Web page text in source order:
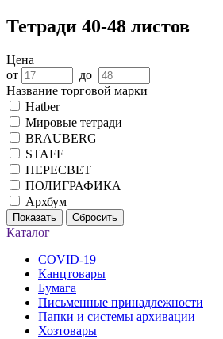
Тетради 40-48 листов
Цена
от
до
Название торговой марки
Hatber
Мировые тетради
BRAUBERG
STAFF
ПЕРЕСВЕТ
ПОЛИГРАФИКА
Архбум
Показать Сбросить
Каталог
COVID-19
Канцтовары
Бумага
Письменные принадлежности
Папки и системы архивации
Хозтовары